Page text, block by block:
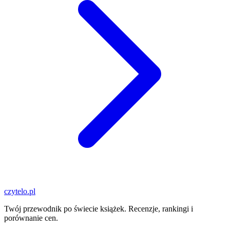
czytelo.pl
Twój przewodnik po świecie książek. Recenzje, rankingi i
porównanie cen.